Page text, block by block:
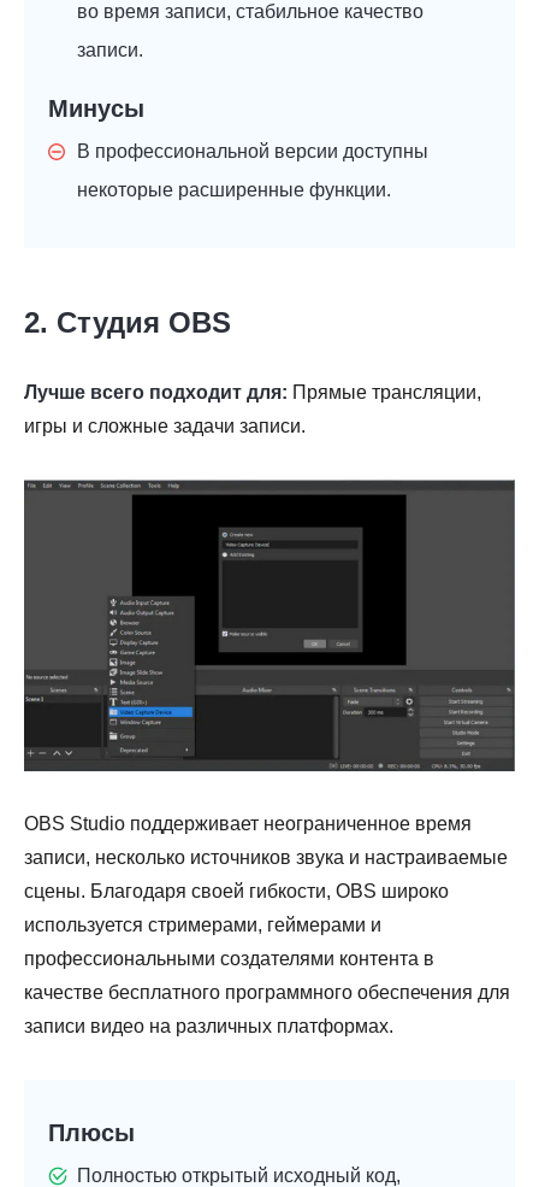
во время записи, стабильное качество
записи.
Минусы
В профессиональной версии доступны
некоторые расширенные функции.
2. Студия OBS
Лучше всего подходит для: Прямые трансляции,
игры и сложные задачи записи.
OBS Studio поддерживает неограниченное время
записи, несколько источников звука и настраиваемые
сцены. Благодаря своей гибкости, OBS широко
используется стримерами, геймерами и
профессиональными создателями контента в
качестве бесплатного программного обеспечения для
записи видео на различных платформах.
Плюсы
Полностью открытый исходный код,